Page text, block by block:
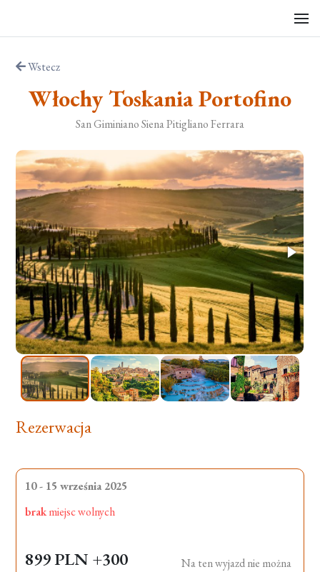
Wstecz
Włochy Toskania Portofino
San Giminiano Siena Pitigliano Ferrara
Rezerwacja
10 - 15 września 2025
brakmiejsc wolnych
899 PLN +300
Na ten wyjazd nie można